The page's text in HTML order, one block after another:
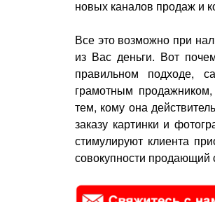
новых каналов продаж и
Все это возможно при
из Вас деньги. Вот
правильном подходе,
грамотным
тем, кому она
заказу картинки и
стимулируют клиента
совокупности продающий